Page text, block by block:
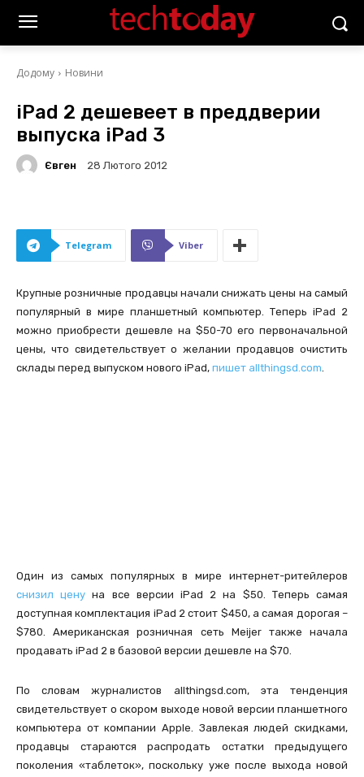
Додому Новини
iPad 2 дешевеет в преддверии
выпуска iPad 3
Євген 28 Лютого 2012
Telegram Viber
Крупные розничные продавцы начали снижать цены на самый
популярный в мире планшетный компьютер. Теперь iPad 2
можно приобрести дешевле на $50-70 его первоначальной
цены, что свидетельствует о желании продавцов очистить
склады перед выпуском нового iPad, пишет allthingsd.com.
Один из самых популярных в мире интернет-ритейлеров
снизил цену на все версии iPad 2 на $50. Теперь самая
доступная комплектация iPad 2 стоит $450, а самая дорогая –
$780. Американская розничная сеть Meijer также начала
продавать iPad 2 в базовой версии дешевле на $70.
По словам журналистов allthingsd.com, эта тенденция
свидетельствует о скором выходе новой версии планшетного
компьютера от компании Apple. Завлекая людей скидками,
продавцы стараются распродать остатки предыдущего
поколения «таблеток», поскольку уже после выхода новой